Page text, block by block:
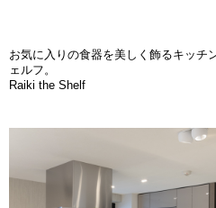
お気に入りの食器を美しく飾るキッチ
ェルフ。
Raiki the Shelf